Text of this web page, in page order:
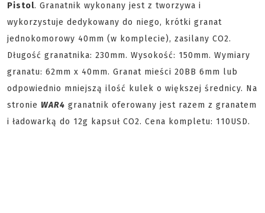
Pistol. Granatnik wykonany jest z tworzywa i
wykorzystuje dedykowany do niego, krótki granat
jednokomorowy 40mm (w komplecie), zasilany CO2.
Długość granatnika: 230mm. Wysokość: 150mm. Wymiary
granatu: 62mm x 40mm. Granat mieści 20BB 6mm lub
odpowiednio mniejszą ilość kulek o większej średnicy. Na
stronie WAR4 granatnik oferowany jest razem z granatem
i ładowarką do 12g kapsuł CO2. Cena kompletu: 110USD.